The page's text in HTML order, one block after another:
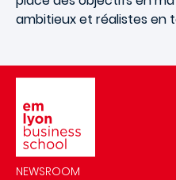
ambitieux et réalistes en
NEWSROOM